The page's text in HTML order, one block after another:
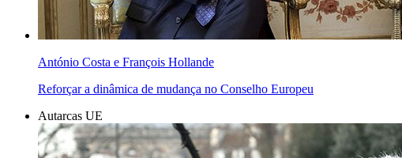
António Costa e François Hollande
Reforçar a dinâmica de mudança no Conselho Europeu
Autarcas UE